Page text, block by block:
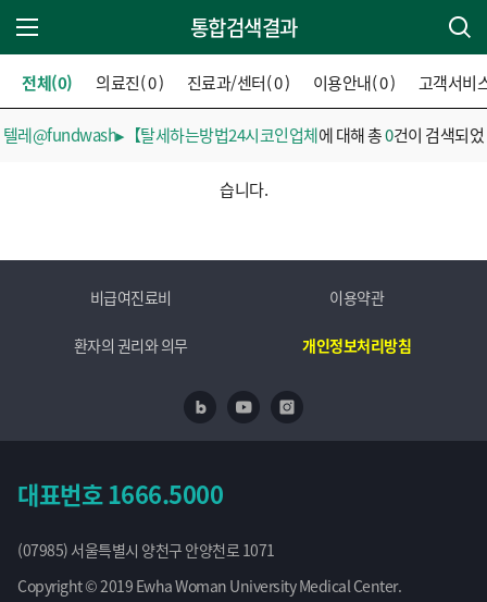
통합검색결과
전체(0) 의료진( 0 ) 진료과/센터( 0 ) 이용안내( 0 ) 고객서비
텔레@fundwash▸【탈세하는방법24시코인업체에 대해 총0건이 검색되었
습니다.
비급여진료비 이용약관
환자의 권리와 의무 개인정보처리방침
네이버 블로그
유투브
대표번호1666.5000
(07985) 서울특별시 양천구 안양천로 1071
Copyright © 2019 Ewha Woman University Medical Center.